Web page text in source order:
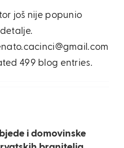
još nije popunio
499 blog entries.
i domovinske